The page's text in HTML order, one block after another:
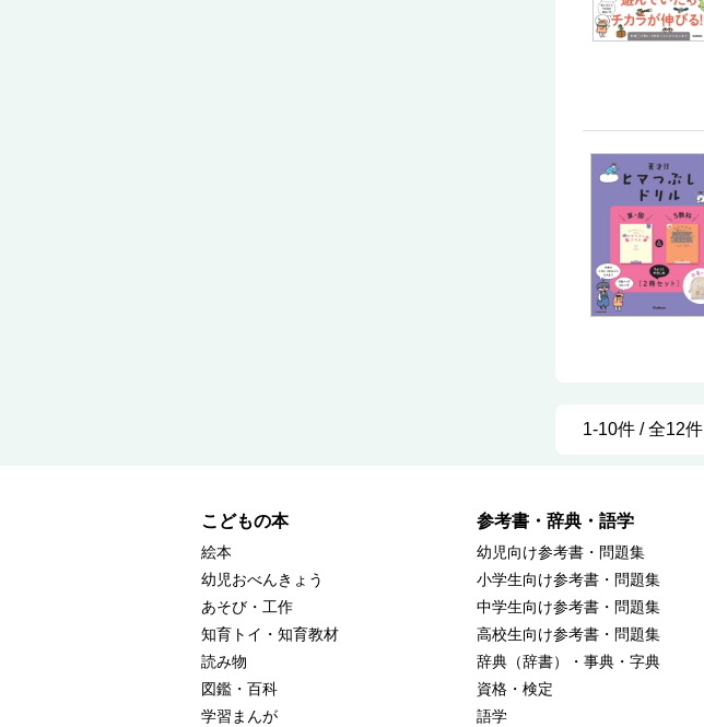
1-10件 / 全12件
こどもの本
絵本
幼児おべんきょう
あそび・工作
知育トイ・知育教材
読み物
図鑑・百科
学習まんが
参考書・辞典・語学
幼児向け参考書・問題集
小学生向け参考書・問題集
中学生向け参考書・問題集
高校生向け参考書・問題集
辞典（辞書）・事典・字典
資格・検定
語学